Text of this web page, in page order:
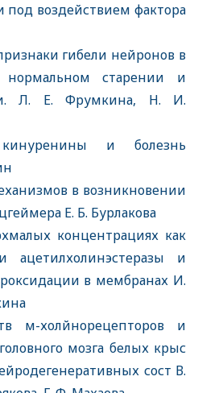
под воздействием фактора
гибели нейронов в
старении и
Л. Е. Фрумкина, Н. И.
и болезнь
в возникновении
Е. Б. Бурлакова
концентрациях как
ацетилхолинэстеразы и
в мембранах И.
м-холйнорецепторов и
мозга белых крыс
сост В.